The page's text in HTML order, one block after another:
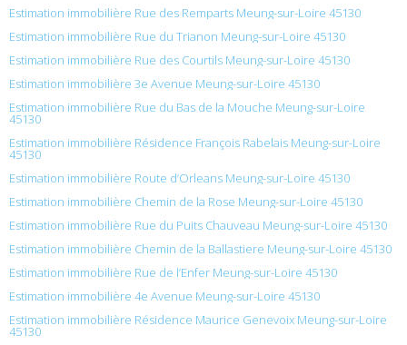
Estimation immobilière Rue des Remparts Meung-sur-Loire 45130
Estimation immobilière Rue du Trianon Meung-sur-Loire 45130
Estimation immobilière Rue des Courtils Meung-sur-Loire 45130
Estimation immobilière 3e Avenue Meung-sur-Loire 45130
Estimation immobilière Rue du Bas de la Mouche Meung-sur-Loire
45130
Estimation immobilière Résidence François Rabelais Meung-sur-Loire
45130
Estimation immobilière Route d’Orleans Meung-sur-Loire 45130
Estimation immobilière Chemin de la Rose Meung-sur-Loire 45130
Estimation immobilière Rue du Puits Chauveau Meung-sur-Loire 45130
Estimation immobilière Chemin de la Ballastiere Meung-sur-Loire 45130
Estimation immobilière Rue de l’Enfer Meung-sur-Loire 45130
Estimation immobilière 4e Avenue Meung-sur-Loire 45130
Estimation immobilière Résidence Maurice Genevoix Meung-sur-Loire
45130